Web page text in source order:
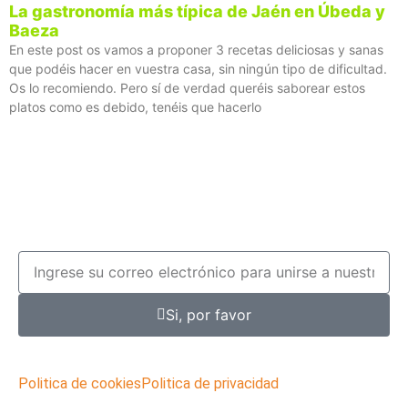
La gastronomía más típica de Jaén en Úbeda y
Baeza
En este post os vamos a proponer 3 recetas deliciosas y sanas
que podéis hacer en vuestra casa, sin ningún tipo de dificultad.
Os lo recomiendo. Pero sí de verdad queréis saborear estos
platos como es debido, tenéis que hacerlo
Si, por favor
Politica de cookiesPolitica de privacidad